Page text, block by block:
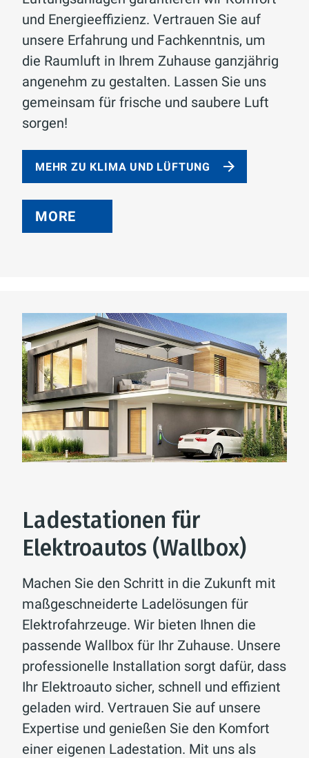
und Energieeffizienz. Vertrauen Sie auf
unsere Erfahrung und Fachkenntnis, um
die Raumluft in Ihrem Zuhause ganzjährig
angenehm zu gestalten. Lassen Sie uns
gemeinsam für frische und saubere Luft
sorgen!
MEHR ZU KLIMA UND LÜFTUNG
MORE
Ladestationen für
Elektroautos (Wallbox)
Machen Sie den Schritt in die Zukunft mit
maßgeschneiderte Ladelösungen für
Elektrofahrzeuge. Wir bieten Ihnen die
passende Wallbox für Ihr Zuhause. Unsere
professionelle Installation sorgt dafür, dass
Ihr Elektroauto sicher, schnell und effizient
geladen wird. Vertrauen Sie auf unsere
Expertise und genießen Sie den Komfort
einer eigenen Ladestation. Mit uns als